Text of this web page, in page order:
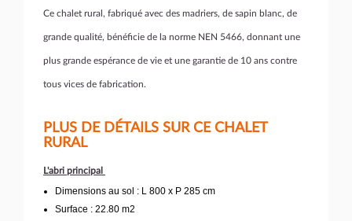
Ce chalet rural, fabriqué avec des madriers, de sapin blanc, de
grande qualité, bénéficie de la norme NEN 5466, donnant une
plus grande espérance de vie et une garantie de 10 ans contre
tous vices de fabrication.
PLUS DE DÉTAILS SUR CE CHALET
RURAL
L'abri principal
Dimensions au sol : L 800 x P 285 cm
Surface : 22.80 m2